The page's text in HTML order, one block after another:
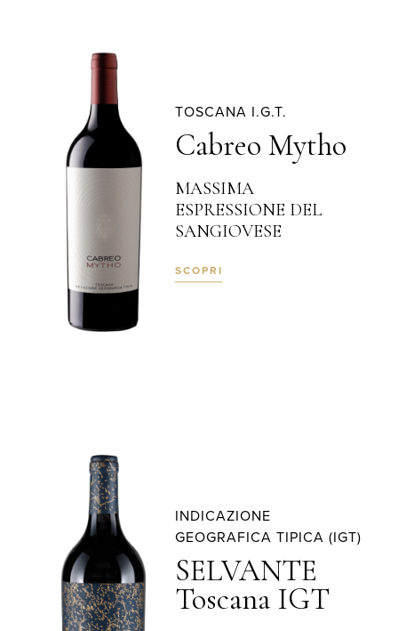
TOSCANA I.G.T.
Cabreo Mytho
MASSIMA
ESPRESSIONE DEL
SANGIOVESE
SCOPRI
INDICAZIONE
GEOGRAFICA TIPICA (IGT)
SELVANTE
Toscana IGT